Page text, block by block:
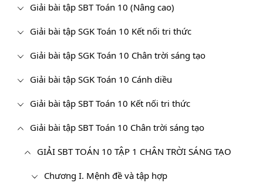
Giải bài tập SBT Toán 10 (Nâng cao)
Giải bài tập SGK Toán 10 Kết nối tri thức
Giải bài tập SGK Toán 10 Chân trời sáng tạo
Giải bài tập SGK Toán 10 Cánh diều
Giải bài tập SBT Toán 10 Kết nối tri thức
Giải bài tập SBT Toán 10 Chân trời sáng tạo
GIẢI SBT TOÁN 10 TẬP 1 CHÂN TRỜI SÁNG TẠO
Chương I. Mệnh đề và tập hợp